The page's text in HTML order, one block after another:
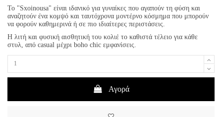
Το "Sxoinousa" είναι ιδανικό για γυναίκες που αγαπούν τη φύση και
αναζητούν ένα κομψό και ταυτόχρονα μοντέρνο κόσμημα που μπορούν
να φορούν καθημερινά ή σε πιο ιδιαίτερες περιστάσεις.
Η λιτή και φυσική αισθητική του κολιέ το καθιστά τέλειο για κάθε
στυλ, από casual μέχρι boho chic εμφανίσεις.
Αγορά